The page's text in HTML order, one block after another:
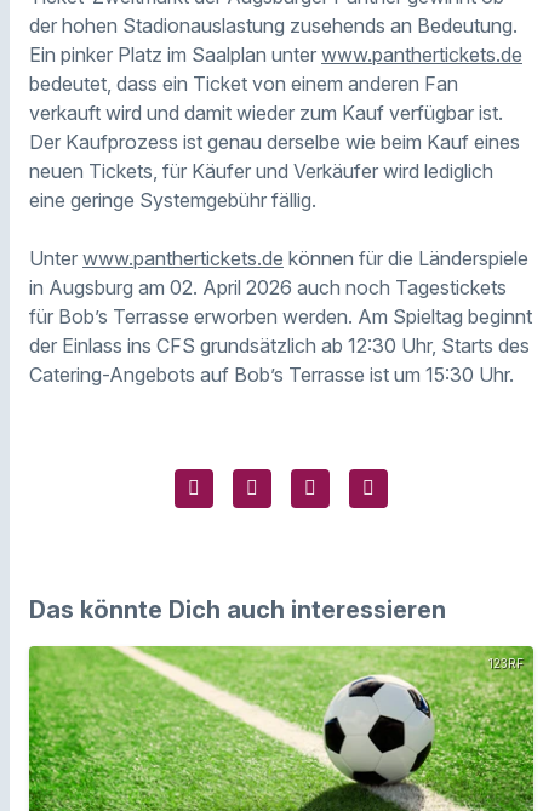
der hohen Stadionauslastung zusehends an Bedeutung.
Ein pinker Platz im Saalplan unter www.panthertickets.de
bedeutet, dass ein Ticket von einem anderen Fan
verkauft wird und damit wieder zum Kauf verfügbar ist.
Der Kaufprozess ist genau derselbe wie beim Kauf eines
neuen Tickets, für Käufer und Verkäufer wird lediglich
eine geringe Systemgebühr fällig.
Unter www.panthertickets.de können für die Länderspiele
in Augsburg am 02. April 2026 auch noch Tagestickets
für Bob’s Terrasse erworben werden. Am Spieltag beginnt
der Einlass ins CFS grundsätzlich ab 12:30 Uhr, Starts des
Catering-Angebots auf Bob’s Terrasse ist um 15:30 Uhr.
Das könnte Dich auch interessieren
123RF